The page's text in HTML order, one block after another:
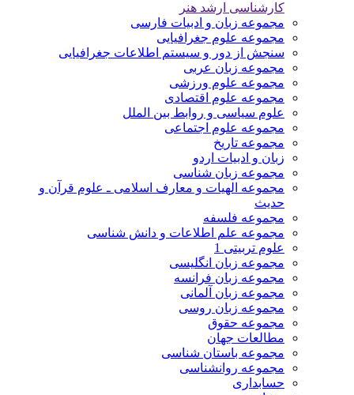
کارشناسی ارشد هنر
مجموعه زبان و ادبیات فارسی
مجموعه علوم جغرافیایی
سنجش از دور و سیستم اطلاعات جغرافیایی
مجموعه زبان عربی
مجموعه علوم ورزشی
مجموعه علوم اقتصادی
علوم سیاسی و روابط بین الملل
مجموعه علوم اجتماعی
مجموعه تاریخ
زبان و ادبیات اردو
مجموعه زبان شناسی
مجموعه الهیات و معارف اسلامی ـ علوم قرآن و
حدیث
مجموعه فلسفه
مجموعه علم اطلاعات و دانش شناسی
علوم تربیتی 1
مجموعه زبان انگلیسی
مجموعه زبان فرانسه
مجموعه زبان آلمانی
مجموعه زبان روسی
مجموعه حقوق
مطالعات جهان
مجموعه باستان شناسی
مجموعه روانشناسی
حسابداری